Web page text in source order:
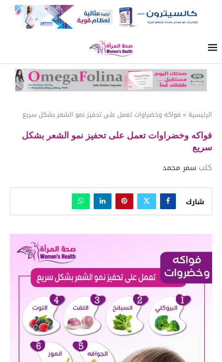
الرئيسية » فواكه وخضراوات تعمل على تحفيز نمو الشعر بشكل سريع
فواكه وخضراوات تعمل على تحفيز نمو الشعر بشكل
سريع
كتب سمر محمد
شارك